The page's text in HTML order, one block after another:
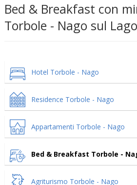
Bed & Breakfast con
Torbole - Nago sul
Hotel Torbole - Nago
Residence Torbole - Nago
Appartamenti Torbole - Nago
Bed & Breakfast Torbole -
Agriturismo Torbole - Nago